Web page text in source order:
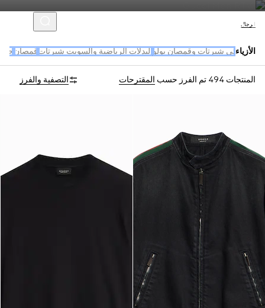
الرجال
الأزياء تي شيرتات وقمصان بولو البدلات الرياضية والسويت شيرتات قمصان
المنتجات 494 تم الفرز حسب المقترحات التصفية والفرز